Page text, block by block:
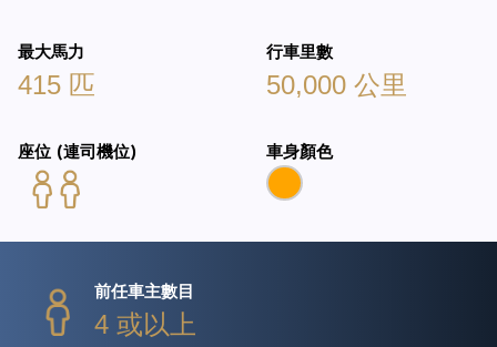
最大馬力
415 匹
行車里數
50,000 公里
座位 (連司機位) 車身顏色
前任車主數目
4 或以上